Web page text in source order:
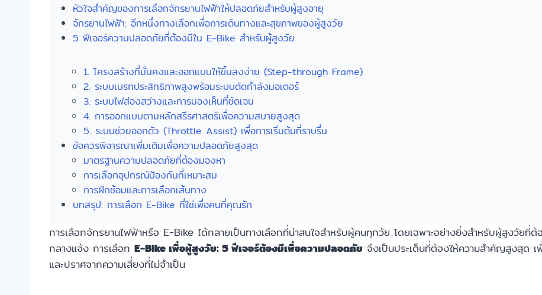
หัวใจสำคัญของการเลือกจักรยานไฟฟ้าให้ปลอดภัยสำหรับผู้สูงอายุ
จักรยานไฟฟ้า: อีกหนึ่งทางเลือกเพื่อการเดินทางและสุขภาพของผู้สูงวัย
5 ฟีเจอร์ความปลอดภัยที่ต้องมีใน E-Bike สำหรับผู้สูงวัย
1. โครงสร้างที่มั่นคงและออกแบบให้ขึ้นลงง่าย (Step-through Frame)
2. ระบบเบรกประสิทธิภาพสูงพร้อมระบบตัดกำลังมอเตอร์
3. ระบบไฟส่องสว่างและการมองเห็นที่ชัดเจน
4. การออกแบบตามหลักสรีรศาสตร์เพื่อความสบายสูงสุด
5. ระบบช่วยออกตัว (Throttle Assist) เพื่อการเริ่มต้นที่ราบรื่น
ข้อควรพิจารณาเพิ่มเติมเพื่อความปลอดภัยสูงสุด
มาตรฐานความปลอดภัยที่ต้องมองหา
การเลือกอุปกรณ์ป้องกันที่เหมาะสม
การฝึกซ้อมและการเลือกเส้นทาง
บทสรุป: การเลือก E-Bike ที่ใช่เพื่อคนที่คุณรัก
การเลือกจักรยานไฟฟ้าหรือ E-Bike ได้กลายเป็นทางเลือกที่น่าสนใจสำหรับผู้คนทุกวัย โดยเฉพาะอย่างยิ่งสำหรับผู้สูงวัยที่
กลางแจ้ง การเลือก E-Bike เพื่อผู้สูงวัย: 5 ฟีเจอร์ต้องมีเพื่อความปลอดภัย จึงเป็นประเด็นที่ต้องให้ความสำคัญสูงสุด เ
และปราศจากความเสี่ยงที่ไม่จำเป็น